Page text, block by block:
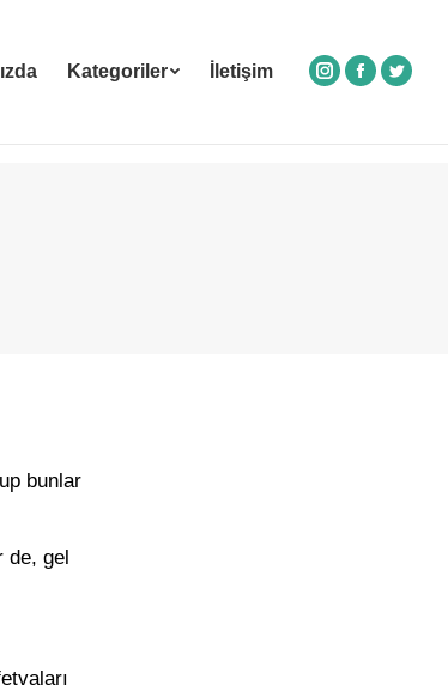
Kategoriler İletişim
Instagram
Facebook
bunlar
de, gel